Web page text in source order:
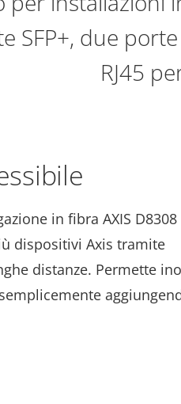
SFP+, due
RJ45
in fibra AXIS D8308
dispositivi Axis tramite
distanze. Permette